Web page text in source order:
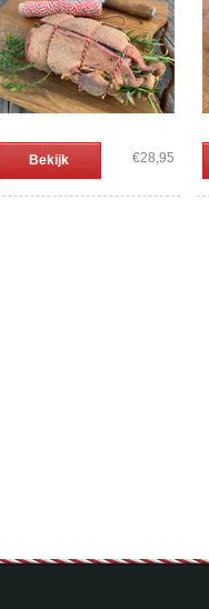
Bekijk €28,95